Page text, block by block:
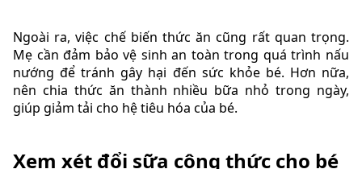
Ngoài ra, việc chế biến thức ăn cũng rất quan trọng.
Mẹ cần đảm bảo vệ sinh an toàn trong quá trình nấu
nướng để tránh gây hại đến sức khỏe bé. Hơn nữa,
nên chia thức ăn thành nhiều bữa nhỏ trong ngày,
giúp giảm tải cho hệ tiêu hóa của bé.
Xem xét đổi sữa công thức cho bé